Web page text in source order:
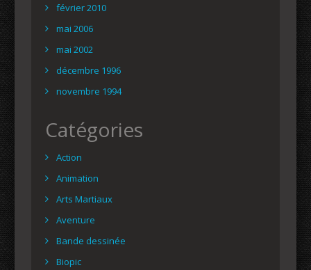
février 2010
mai 2006
mai 2002
décembre 1996
novembre 1994
Catégories
Action
Animation
Arts Martiaux
Aventure
Bande dessinée
Biopic